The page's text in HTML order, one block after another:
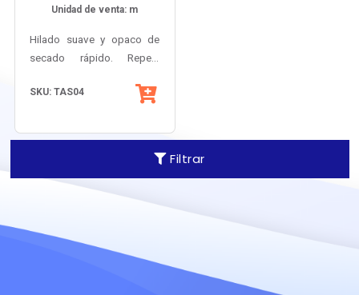
Filtrar
XDry® UV-PRO®
Unidad de venta: m
Hilado suave y opaco de
secado rápido. Repele
protege
los rayos UV.
SKU: TAS04